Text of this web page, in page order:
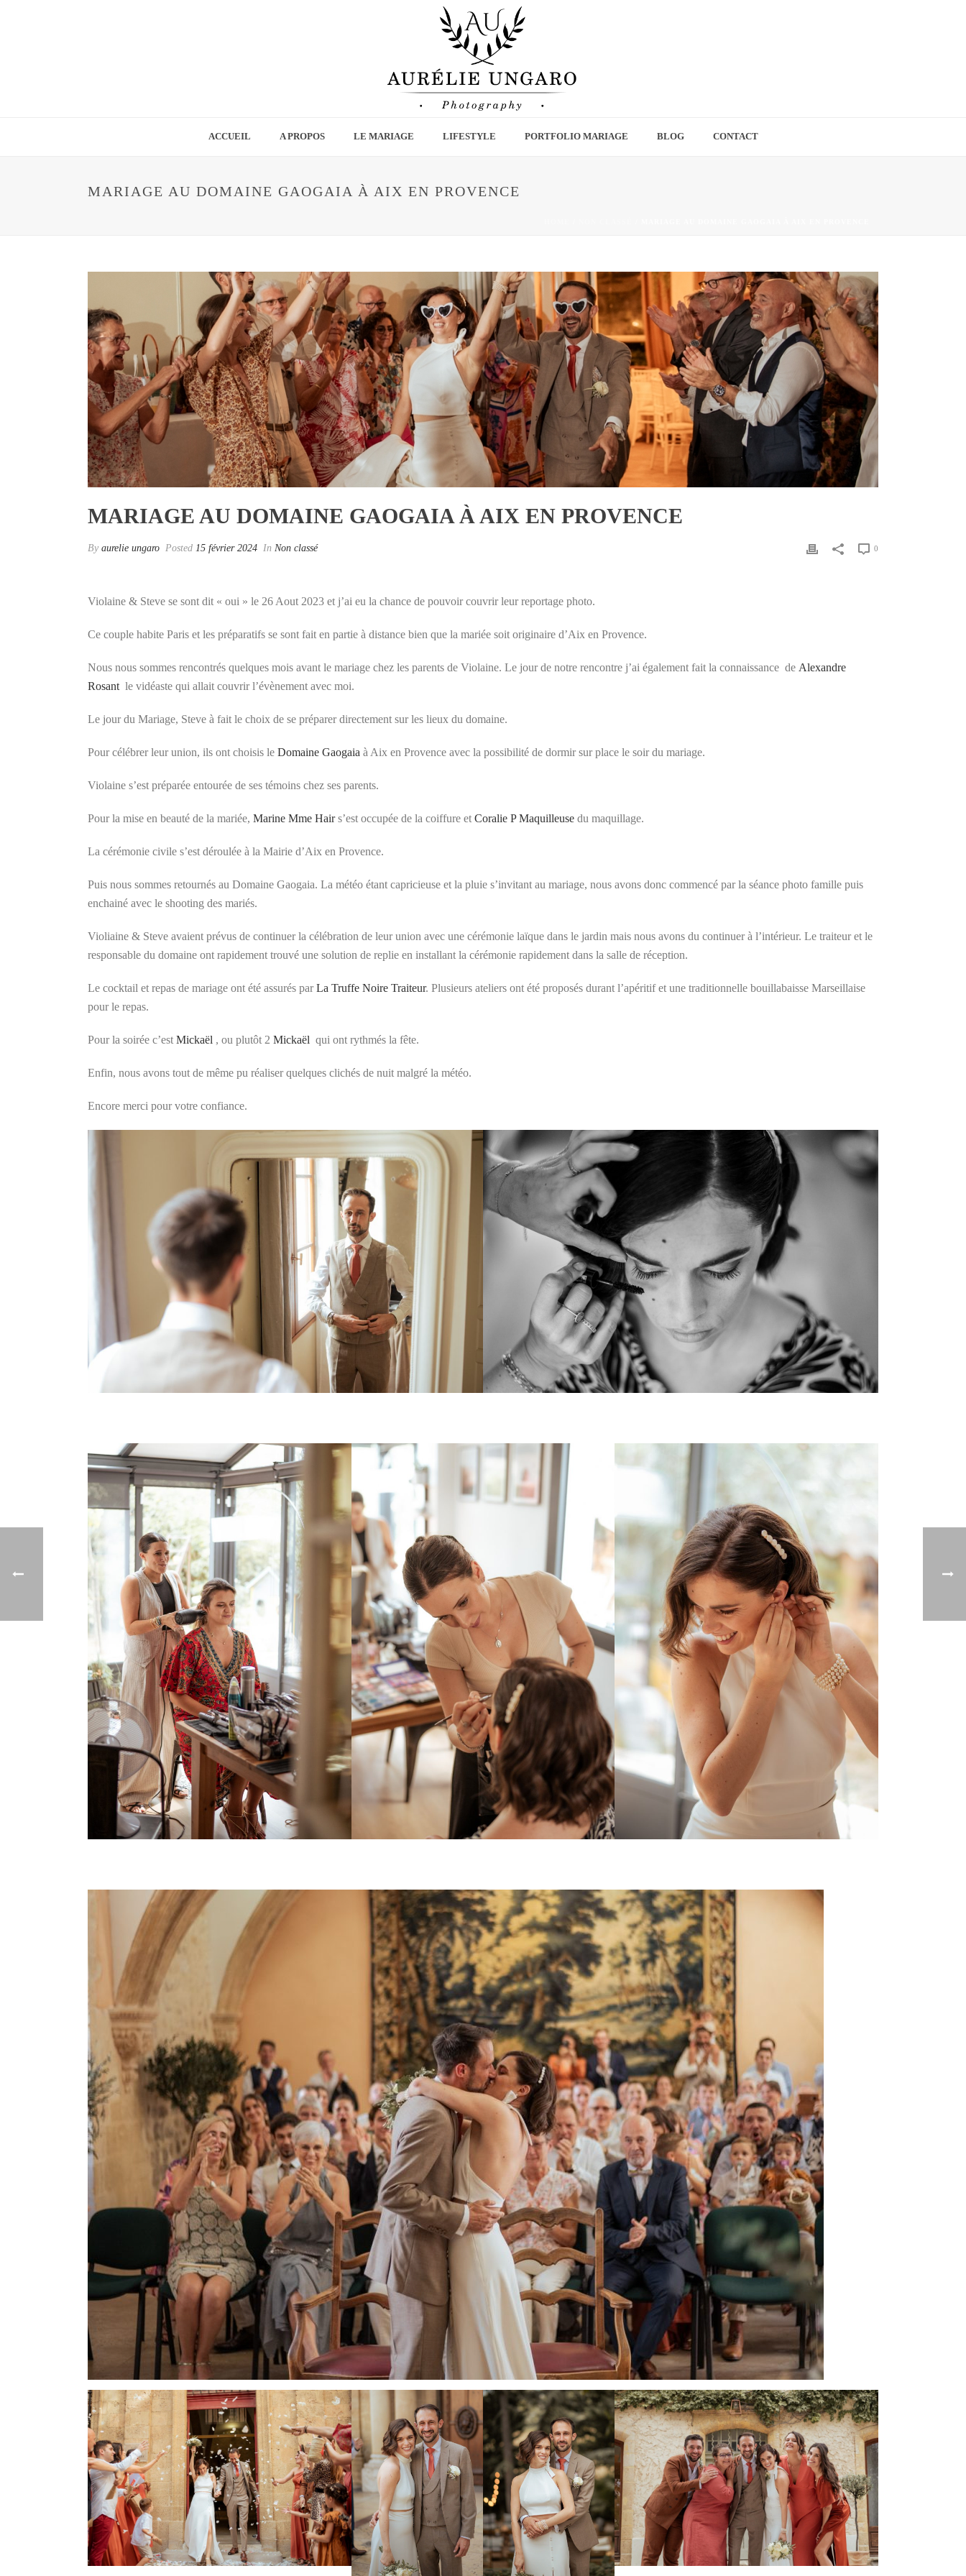
ACCUEIL A PROPOS LE MARIAGE LIFESTYLE PORTFOLIO MARIAGE BLOG CONTACT
MARIAGE AU DOMAINE GAOGAIA À AIX EN PROVENCE
MARIAGE AU DOMAINE GAOGAIA À AIX EN PROVENCE
By aurelie ungaro Posted 15 février 2024 In Non classé 0
Violaine & Steve se sont dit « oui » le 26 Aout 2023 et j’ai eu la chance de pouvoir couvrir leur reportage photo.
Ce couple habite Paris et les préparatifs se sont fait en partie à distance bien que la mariée soit originaire d’Aix en Provence.
Nous nous sommes rencontrés quelques mois avant le mariage chez les parents de Violaine. Le jour de notre rencontre j’ai également fait la connaissance de Alexandre
Rosant le vidéaste qui allait couvrir l’évènement avec moi.
Le jour du Mariage, Steve à fait le choix de se préparer directement sur les lieux du domaine.
Pour célébrer leur union, ils ont choisis le Domaine Gaogaia à Aix en Provence avec la possibilité de dormir sur place le soir du mariage.
Violaine s’est préparée entourée de ses témoins chez ses parents.
Pour la mise en beauté de la mariée, Marine Mme Hairs’est occupée de la coiffure et Coralie P Maquilleuse du maquillage.
La cérémonie civile s’est déroulée à la Mairie d’Aix en Provence.
Puis nous sommes retournés au Domaine Gaogaia. La météo étant capricieuse et la pluie s’invitant au mariage, nous avons donc commencé par la séance photo famille puis
enchainé avec le shooting des mariés.
Violiaine & Steve avaient prévus de continuer la célébration de leur union avec une cérémonie laïque dans le jardin mais nous avons du continuer à l’intérieur. Le traiteur et le
responsable du domaine ont rapidement trouvé une solution de replie en installant la cérémonie rapidement dans la salle de réception.
Le cocktail et repas de mariage ont été assurés parLa Truffe Noire Traiteur. Plusieurs ateliers ont été proposés durant l’apéritif et une traditionnelle bouillabaisse Marseillaise
pour le repas.
Pour la soirée c’est Mickaël , ou plutôt 2 Mickaël qui ont rythmés la fête.
Enfin, nous avons tout de même pu réaliser quelques clichés de nuit malgré la météo.
Encore merci pour votre confiance.